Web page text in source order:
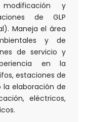
modificación y
de GLP
Maneja el área
y de
de servicio y
en la
estaciones de
la elaboración de
eléctricos,